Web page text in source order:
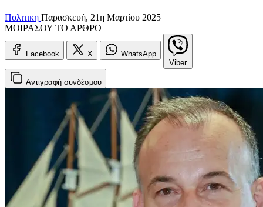
Πολιτικη Παρασκευή, 21η Μαρτίου 2025
ΜΟΙΡΑΣΟΥ ΤΟ ΑΡΘΡΟ
Facebook X
WhatsApp
Viber
Αντιγραφή συνδέσμου